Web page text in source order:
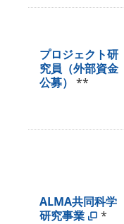
プロジェクト研
究員（外部資金
公募） **
ALMA共同科学
研究事業
*